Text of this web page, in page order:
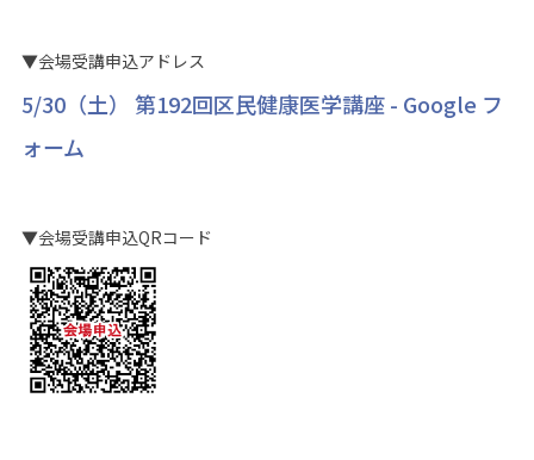
▼会場受講申込アドレス
5/30（土） 第192回区民健康医学講座 - Google フ
ォーム
▼会場受講申込QRコード